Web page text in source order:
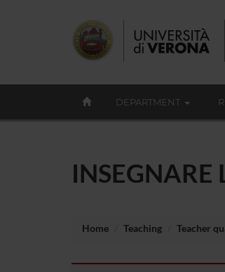
DEPARTMENT
INSEGNARE
Home Teaching Teacher